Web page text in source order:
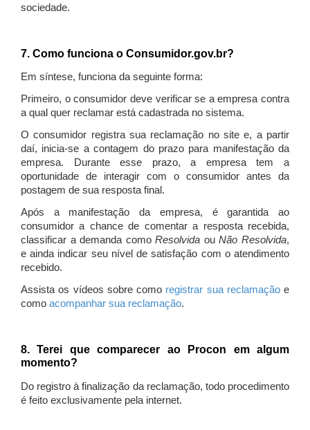
sociedade.
7. Como funciona o Consumidor.gov.br?
Em síntese, funciona da seguinte forma:
Primeiro, o consumidor deve verificar se a empresa contra
a qual quer reclamar está cadastrada no sistema.
O consumidor registra sua reclamação no site e, a partir
daí, inicia-se a contagem do prazo para manifestação da
empresa. Durante esse prazo, a empresa tem a
oportunidade de interagir com o consumidor antes da
postagem de sua resposta final.
Após a manifestação da empresa, é garantida ao
consumidor a chance de comentar a resposta recebida,
classificar a demanda comoResolvida ouNão Resolvida,
e ainda indicar seu nível de satisfação com o atendimento
recebido.
Assista os vídeos sobre como registrar sua reclamaçãoe
como acompanhar sua reclamação.
8. Terei que comparecer ao Procon em algum
momento?
Do registro à finalização da reclamação, todo procedimento
é feito exclusivamente pela internet.